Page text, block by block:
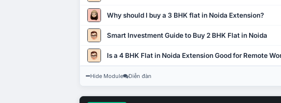
Why should I buy a 3 BHK flat in Noida Extension?
Smart Investment Guide to Buy 2 BHK Flat in Noida
Is a 4 BHK Flat in Noida Extension Good for Remote
Hide Module Diễn đàn